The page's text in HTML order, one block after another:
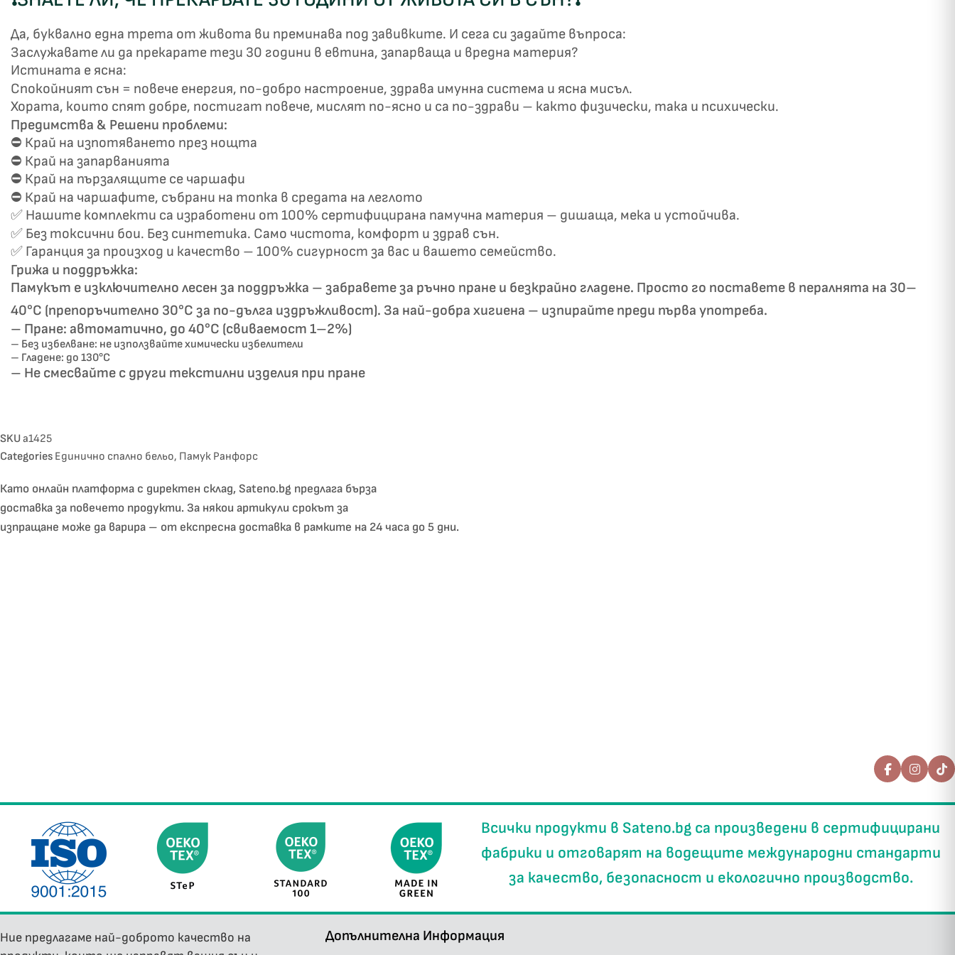
Да, буквално една трета от живота ви преминава под завивките. И сега си задайте въпроса:
Заслужавате ли да прекарате тези 30 години в евтина, запарваща и вредна материя?
Истината е ясна:
Спокойният сън = повече енергия, по-добро настроение, здрава имунна система и ясна мисъл.
Хората, които спят добре, постигат повече, мислят по-ясно и са по-здрави – както физически, така и психически.
Предимства & Решени проблеми:
⛔ Край на изпотяването през нощта
⛔ Край на запарванията
⛔ Край на пързалящите се чаршафи
⛔ Край на чаршафите, събрани на топка в средата на леглото
✅ Нашите комплекти са изработени от 100% сертифицирана памучна материя – дишаща, мека и устойчива.
✅ Без токсични бои. Без синтетика. Само чистота, комфорт и здрав сън.
✅ Гаранция за произход и качество – 100% сигурност за вас и вашето семейство.
Грижа и поддръжка:
Памукът е изключително лесен за поддръжка – забравете за ръчно пране и безкрайно гладене. Просто го поставете в пералнята на 30–
40°C (препоръчително 30°C за по-дълга издръжливост). За най-добра хигиена – изпирайте преди първа употреба.
– Пране: автоматично, до 40°C (свиваемост 1–2%)
– Без избелване: не използвайте химически избелители
– Гладене: до 130°C
– Не смесвайте с други текстилни изделия при пране
SKUa1425
Categories Единично спално бельо, Памук Ранфорс
Като онлайн платформа с директен склад, Sateno.bg предлага бърза
доставка за повечето продукти. За някои артикули срокът за
изпращане може да варира – от експресна доставка в рамките на 24 часа до 5 дни.
Всички продукти в Sateno.bg са произведени в сертифицирани
фабрики и отговарят на водещите международни стандарти
за качество, безопасност и екологично производство.
Ние предлагаме най-доброто качество на
Допълнителна Информация